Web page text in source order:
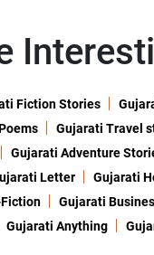
Fiction Stories
Gujarati Travel
Gujarati Adventure
Letter Gujarati
Gujarati
Gujarati Anything